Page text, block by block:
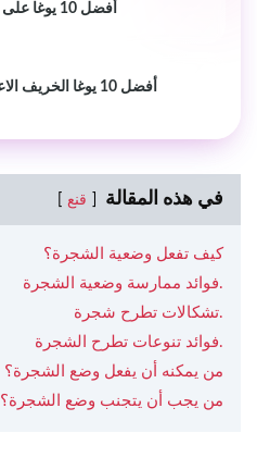
أفضل 10 يوغا على الحائط يجب أن تجربها
أفضل 10 يوغا الخريف الاعتدال وفوائدها المذهلة
في هذه المقالة قنع
كيف تفعل وضعية الشجرة؟
فوائد ممارسة وضعية الشجرة.
تشكالات تطرح شجرة.
فوائد تنوعات تطرح الشجرة.
من يمكنه أن يفعل وضع الشجرة؟
من يجب أن يتجنب وضع الشجرة؟